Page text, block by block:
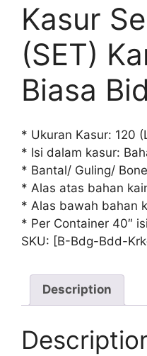
Kasur
(SET)
Biasa
* Ukuran Kasur: 120
* Isi dalam kasur:
* Bantal/ Guling/
* Alas atas bahan
* Alas bawah bahan
* Per Container 40″
SKU: [B-Bdg-Bdd-
Description